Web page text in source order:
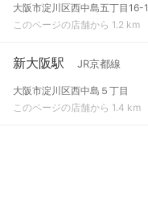
大阪市淀川区西中島五丁目16-1
このページの店舗から 1.2 km
新大阪駅 JR京都線
大阪市淀川区西中島５丁目
このページの店舗から 1.4 km